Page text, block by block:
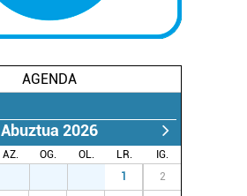
AGENDA
Abuztua 2026
AZ. OG. OL. LR.
IG.
1 2